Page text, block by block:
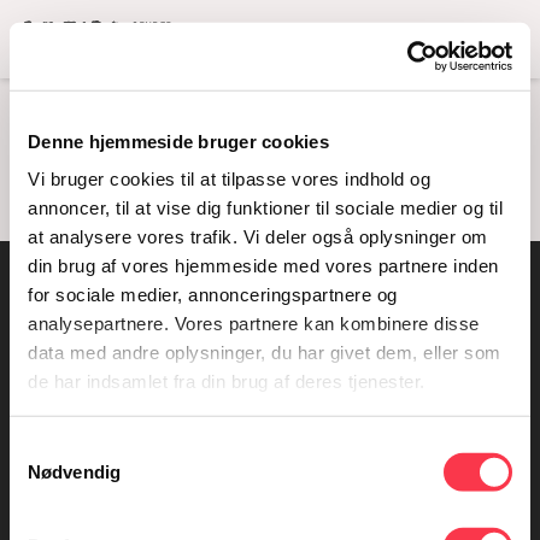
Denne hjemmeside bruger cookies
Vi bruger cookies til at tilpasse vores indhold og
annoncer, til at vise dig funktioner til sociale medier og til
at analysere vores trafik. Vi deler også oplysninger om
din brug af vores hjemmeside med vores partnere inden
for sociale medier, annonceringspartnere og
analysepartnere. Vores partnere kan kombinere disse
data med andre oplysninger, du har givet dem, eller som
de har indsamlet fra din brug af deres tjenester.
Nødvendig
Menu
BUDGET 2018
Kontakt os
KØN - Gender Museum Denmark
Domkirkepladsen 5
DK - 8000 Aarhus C
+45 25 45 45 10